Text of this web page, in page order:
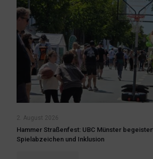
2. August 2026
Hammer Straßenfest: UBC Münster
Spielabzeichen und Inklusion